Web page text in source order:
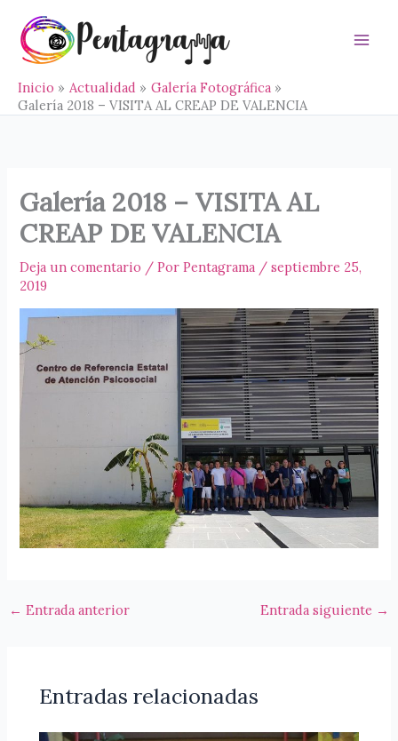
contenido
Inicio Actualidad
Galería Fotográfica
Galería 2018 – VISITA AL CREAP DE VALENCIA
Galería 2018 – VISITA AL
CREAP DE VALENCIA
Deja un comentario / PorPentagrama /septiembre 25,
2019
← Entrada anterior Entrada siguiente →
Entradas relacionadas